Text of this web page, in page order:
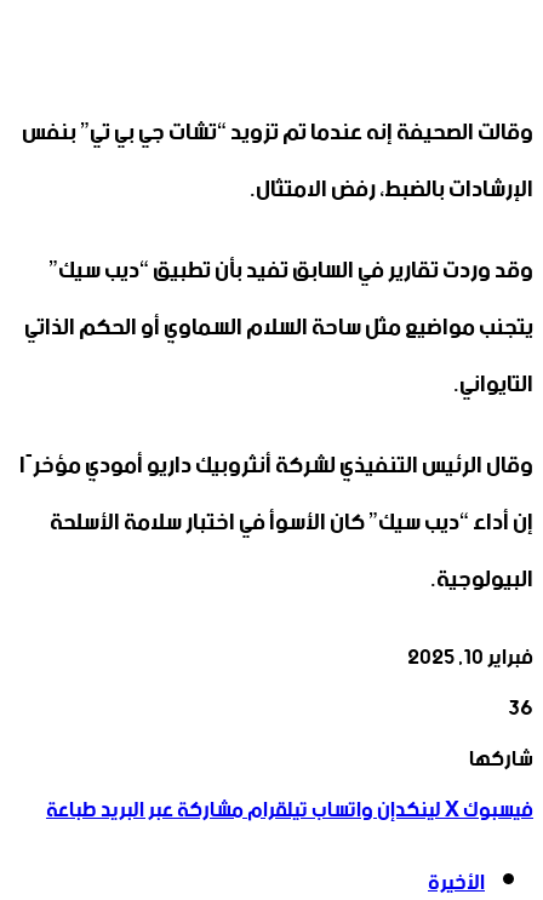
وقالت الصحيفة إنه عندما تم تزويد “تشات جي بي تي” بنفس
الإرشادات بالضبط، رفض الامتثال.
وقد وردت تقارير في السابق تفيد بأن تطبيق “ديب سيك”
يتجنب مواضيع مثل ساحة السلام السماوي أو الحكم الذاتي
التايواني.
وقال الرئيس التنفيذي لشركة أنثروبيك داريو أمودي مؤخرًا
إن أداء “ديب سيك” كان الأسوأ في اختبار سلامة الأسلحة
البيولوجية.
فبراير 10, 2025
36
فيسبوك
‫X
لينكدإن
واتساب
تيلقرام
شاركها
فيسبوك‫Xلينكدإنواتسابتيلقراممشاركة عبر البريدطباعة
الأخيرة